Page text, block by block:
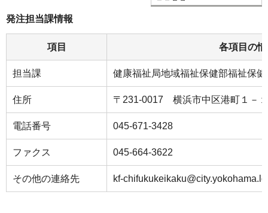
発注担当課情報
項目 各項目の
担当課 健康福祉局地域福祉保健部福祉保健
住所 〒231-0017 横浜市中区港町１－
電話番号 045-671-3428
ファクス 045-664-3622
その他の連絡先 kf-